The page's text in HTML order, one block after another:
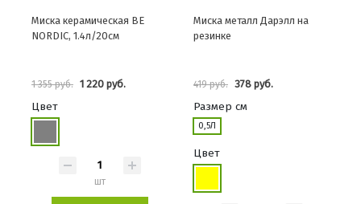
Миска керамическая BE
NORDIC, 1.4л/20см
1 355 руб. 1 220 руб.
Цвет
шт
Миска металл Дарэлл на
резинке
419 руб. 378 руб.
Размер см
0,5Л
Цвет